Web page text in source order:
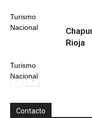
Turismo
Nacional
Turismo
Nacional
Rioja
Contacto